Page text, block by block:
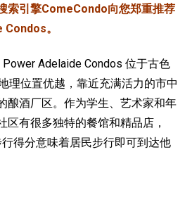
索引擎ComeCondo向您郑重推荐
。
Power Adelaide Condos 位于古色
理位置优越，靠近充满活力的市中
酿酒厂区。作为学生、艺术家和年
区有很多独特的餐馆和精品店，
得分意味着居民步行即可到达他